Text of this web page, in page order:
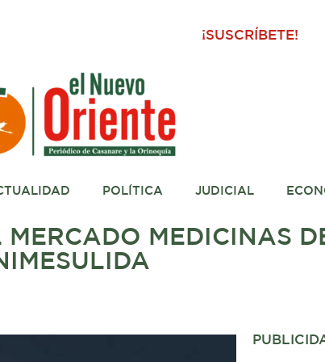
¡SUSCRÍBETE!
POLÍTICA JUDICIAL
MEDICINAS